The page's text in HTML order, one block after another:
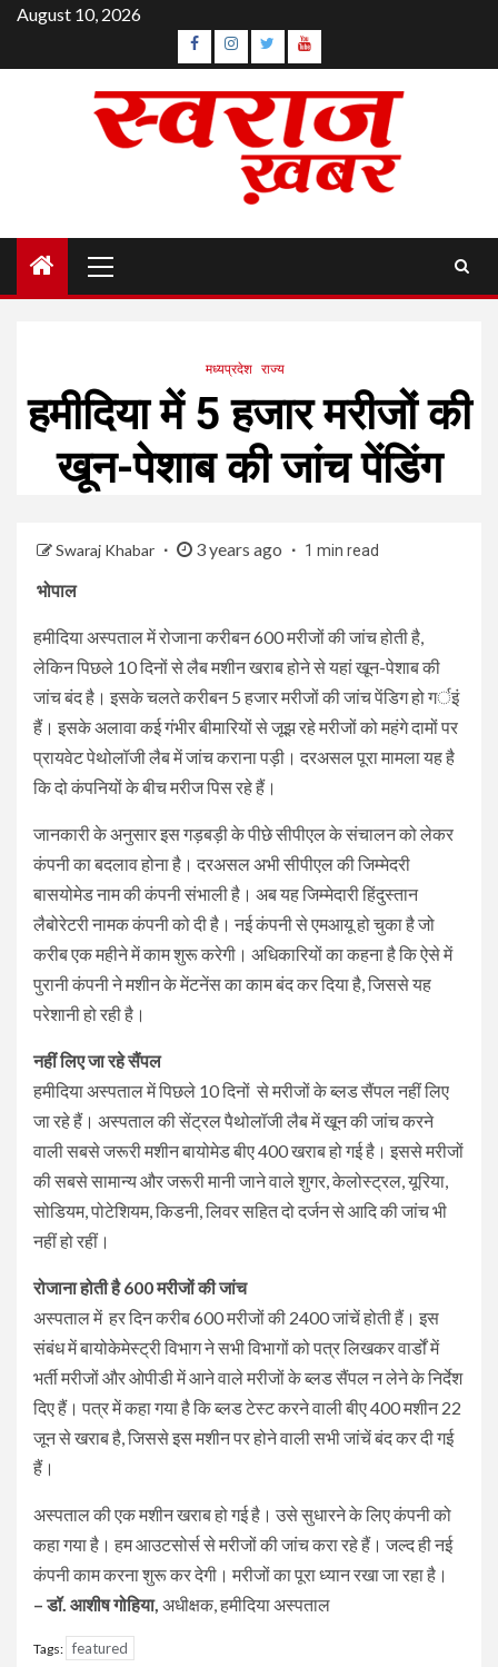
Skip
content
August 10, 2026
Facebook
Instagram
TwitterYouTube
Menu
मध्यप्रदेश राज्य
हमीदिया में 5 हजार मरीजों की
खून-पेशाब की जांच पेंडिंग
Swaraj Khabar 3 years ago 1 min read
भोपाल
हमीदिया अस्पताल में रोजाना करीबन 600 मरीजों की जांच होती है,
लेकिन पिछले 10 दिनों से लैब मशीन खराब होने से यहां खून-पेशाब की
जांच बंद है। इसके चलते करीबन 5 हजार मरीजों की जांच पेंडिग हो गर्इं
हैं। इसके अलावा कई गंभीर बीमारियों से जूझ रहे मरीजों को महंगे दामों पर
प्रायवेट पेथोलॉजी लैब में जांच कराना पड़ी। दरअसल पूरा मामला यह है
कि दो कंपनियों के बीच मरीज पिस रहे हैं।
जानकारी के अनुसार इस गड़बड़ी के पीछे सीपीएल के संचालन को लेकर
कंपनी का बदलाव होना है। दरअसल अभी सीपीएल की जिम्मेदरी
बासयोमेड नाम की कंपनी संभाली है। अब यह जिम्मेदारी हिंदुस्तान
लैबोरेटरी नामक कंपनी को दी है। नई कंपनी से एमआयू हो चुका है जो
करीब एक महीने में काम शुरू करेगी। अधिकारियों का कहना है कि ऐसे में
पुरानी कंपनी ने मशीन के मेंटनेंस का काम बंद कर दिया है, जिससे यह
परेशानी हो रही है।
नहीं लिए जा रहे सैंपल
हमीदिया अस्पताल में पिछले 10 दिनों से मरीजों के ब्लड सैंपल नहीं लिए
जा रहे हैं। अस्पताल की सेंट्रल पैथोलॉजी लैब में खून की जांच करने
वाली सबसे जरूरी मशीन बायोमेड बीए 400 खराब हो गई है। इससे मरीजों
की सबसे सामान्य और जरूरी मानी जाने वाले शुगर, केलोस्ट्रल, यूरिया,
सोडियम, पोटेशियम, किडनी, लिवर सहित दो दर्जन से आदि की जांच भी
नहीं हो रहीं।
रोजाना होती है 600 मरीजों की जांच
अस्पताल में हर दिन करीब 600 मरीजों की 2400 जांचें होती हैं। इस
संबंध में बायोकेमेस्ट्री विभाग ने सभी विभागों को पत्र लिखकर वार्डों में
भर्ती मरीजों और ओपीडी में आने वाले मरीजों के ब्लड सैंपल न लेने के निर्देश
दिए हैं। पत्र में कहा गया है कि ब्लड टेस्ट करने वाली बीए 400 मशीन 22
जून से खराब है, जिससे इस मशीन पर होने वाली सभी जांचें बंद कर दी गई
हैं।
अस्पताल की एक मशीन खराब हो गई है। उसे सुधारने के लिए कंपनी को
कहा गया है। हम आउटसोर्स से मरीजों की जांच करा रहे हैं। जल्द ही नई
कंपनी काम करना शुरू कर देगी। मरीजों का पूरा ध्यान रखा जा रहा है।
– डॉ. आशीष गोहिया, अधीक्षक, हमीदिया अस्पताल
Tags: featured